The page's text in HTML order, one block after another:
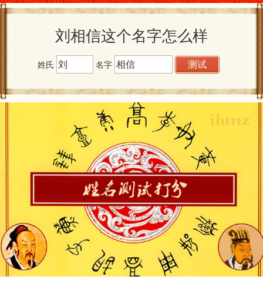
刘相信这个名字怎么样
姓氏 名字